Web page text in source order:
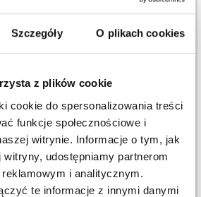
Szczegóły O plikach cookies
z plików cookie
cookie do spersonalizowania treści
funkcje społecznościowe i
witrynie. Informacje o tym, jak
udostępniamy partnerom
i analitycznym.
te informacje z innymi danymi
X 2
HANDMADE,
DWUSTRONNA,
SZARA, 35 X 19 MM, 10
SZT
15,85 zł
Okazja31/08/2026